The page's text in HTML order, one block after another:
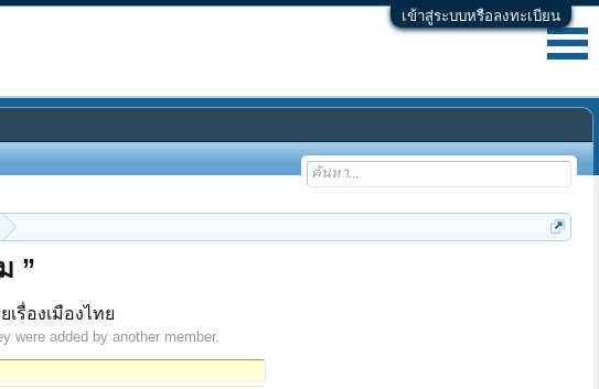
เข้าสู่ระบบหรือลงทะเบียน
”
รื่องเมืองไทย
were added by another member.